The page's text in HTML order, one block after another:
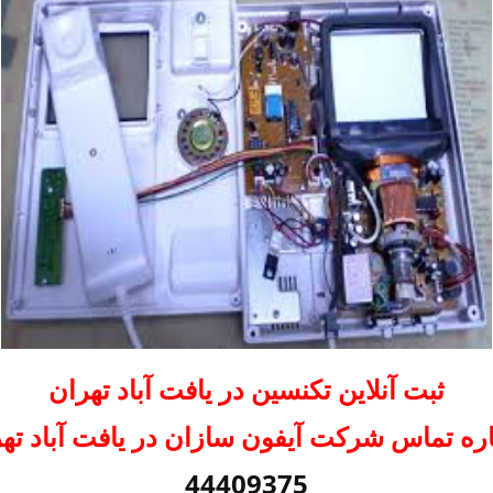
ثبت آنلاین تکنسین در یافت آباد تهران
تماس شرکت آیفون سازان در یافت آباد
44409375